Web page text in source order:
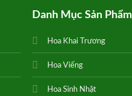
Danh Mục Sản Phẩm
Hoa Khai Trương
Hoa Viếng
Hoa Sinh Nhật